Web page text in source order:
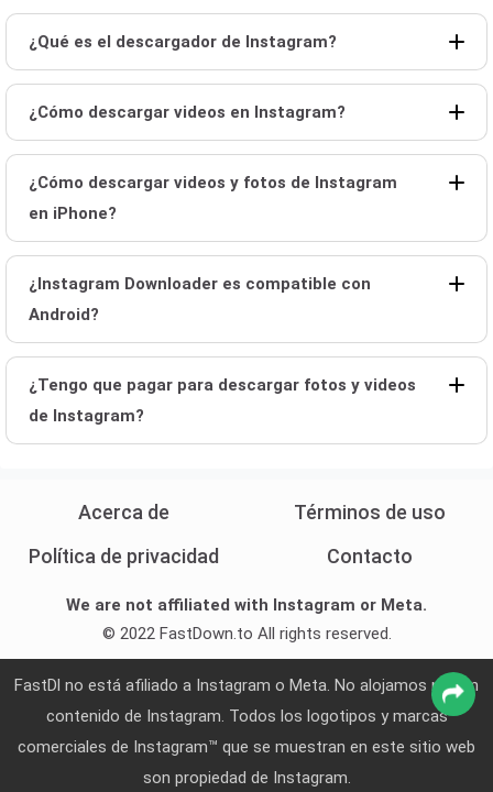
¿Qué es el descargador de Instagram?
¿Cómo descargar videos en Instagram?
¿Cómo descargar videos y fotos de Instagram
en iPhone?
¿Instagram Downloader es compatible con
Android?
¿Tengo que pagar para descargar fotos y videos
de Instagram?
Acerca de
Términos de uso
Política de privacidad
Contacto
We are not affiliated with Instagram or Meta.
© 2022 FastDown.to All rights reserved.
FastDl no está afiliado a Instagram o Meta. No alojamos ningún
contenido de Instagram. Todos los logotipos y marcas
comerciales de Instagram™ que se muestran en este sitio web
son propiedad de Instagram.